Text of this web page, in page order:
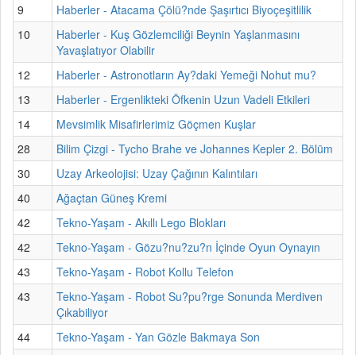
9
Haberler - Atacama Çölü?nde Şaşırtıcı Biyoçeşitlilik
10
Haberler - Kuş Gözlemciliği Beynin Yaşlanmasını
Yavaşlatıyor Olabilir
12
Haberler - Astronotların Ay?daki Yemeği Nohut mu?
13
Haberler - Ergenlikteki Öfkenin Uzun Vadeli Etkileri
14
Mevsimlik Misafirlerimiz Göçmen Kuşlar
28
Bilim Çizgi - Tycho Brahe ve Johannes Kepler 2. Bölüm
30
Uzay Arkeolojisi: Uzay Çağının Kalıntıları
40
Ağaçtan Güneş Kremi
42
Tekno-Yaşam - Akıllı Lego Blokları
42
Tekno-Yaşam - Gözu?nu?zu?n İçinde Oyun Oynayın
43
Tekno-Yaşam - Robot Kollu Telefon
43
Tekno-Yaşam - Robot Su?pu?rge Sonunda Merdiven
Çıkabiliyor
44
Tekno-Yaşam - Yan Gözle Bakmaya Son